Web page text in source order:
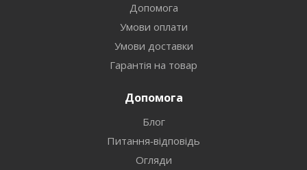
Допомога
Умови оплати
Умови доставки
Гарантія на товар
Допомога
Блог
Питання-відповідь
Огляди